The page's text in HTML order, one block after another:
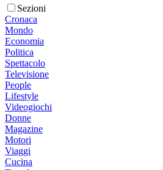
Sezioni
Cronaca
Mondo
Economia
Politica
Spettacolo
Televisione
People
Lifestyle
Videogiochi
Donne
Magazine
Motori
Viaggi
Cucina